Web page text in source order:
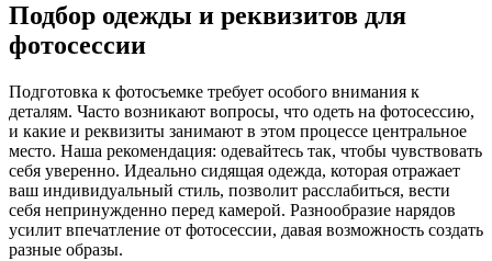
Подбор одежды и реквизитов для
фотосессии
Подготовка к фотосъемке требует особого внимания к
деталям. Часто возникают вопросы, что одеть на фотосессию,
и какие и реквизиты занимают в этом процессе центральное
место. Наша рекомендация: одевайтесь так, чтобы чувствовать
себя уверенно. Идеально сидящая одежда, которая отражает
ваш индивидуальный стиль, позволит расслабиться, вести
себя непринужденно перед камерой. Разнообразие нарядов
усилит впечатление от фотосессии, давая возможность создать
разные образы.